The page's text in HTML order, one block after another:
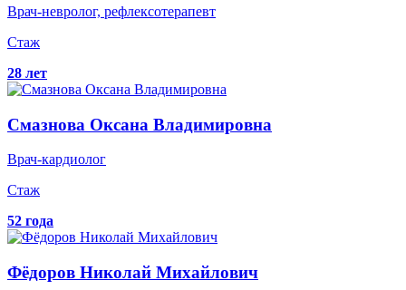
Врач-невролог, рефлексотерапевт
Стаж
28 лет
Смазнова Оксана Владимировна
Врач-кардиолог
Стаж
52 года
Фёдоров Николай Михайлович